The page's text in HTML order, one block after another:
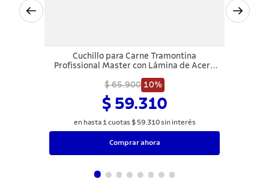
Cuchillo para Carne Tramontina
Profissional Master con Lámina de Acero
Blanco con Protección Antimicrobiana 6"
$ 65.900 10%
$ 59.310
en hasta 1 cuotas $ 59.310sin interés
Comprar ahora